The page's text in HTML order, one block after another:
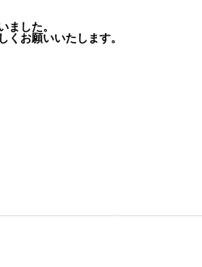
ました。
くお願いいたします。